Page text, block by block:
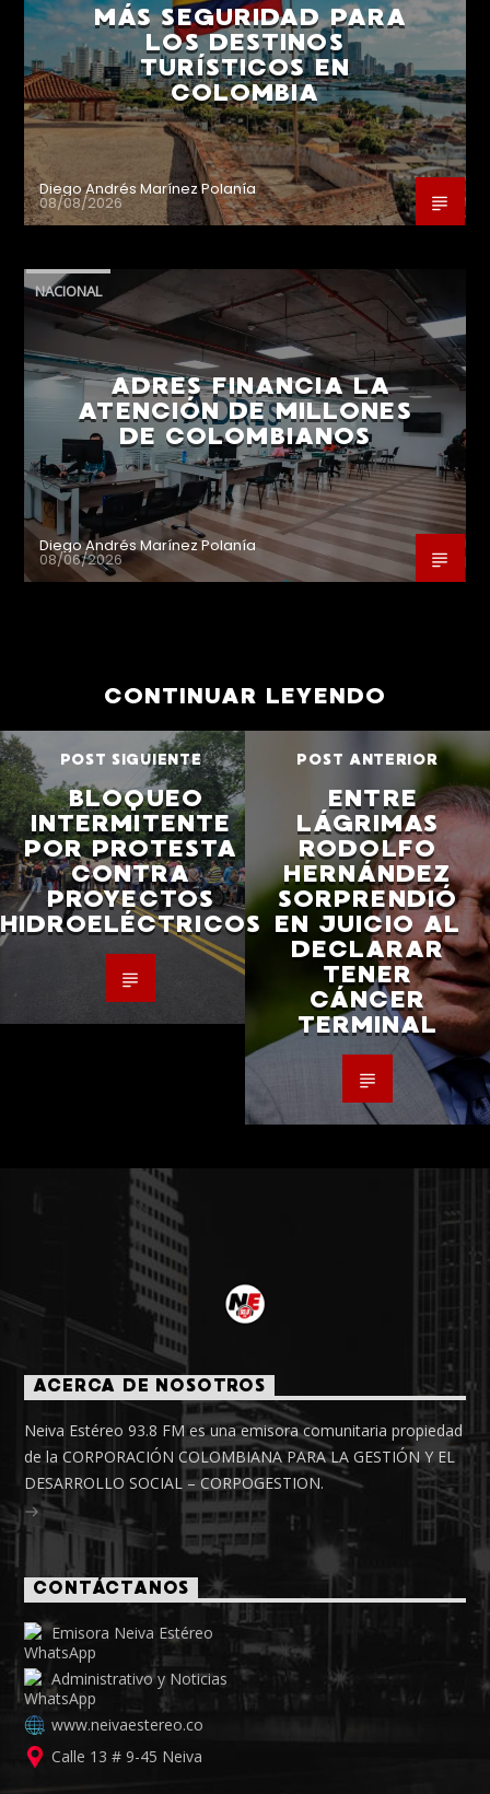
MÁS SEGURIDAD PARA
LOS DESTINOS
TURÍSTICOS EN
COLOMBIA
Diego Andrés Marínez Polanía
08/08/2026
NACIONAL
ADRES FINANCIA LA
ATENCIÓN DE MILLONES
DE COLOMBIANOS
Diego Andrés Marínez Polanía
08/06/2026
CONTINUAR LEYENDO
POST SIGUIENTE
BLOQUEO
INTERMITENTE
POR PROTESTA
CONTRA
PROYECTOS
HIDROELÉCTRICOS
POST ANTERIOR
ENTRE
LÁGRIMAS
RODOLFO
HERNÁNDEZ
SORPRENDIÓ
EN JUICIO AL
DECLARAR
TENER
CÁNCER
TERMINAL
ACERCA DE NOSOTROS
Neiva Estéreo 93.8 FM es una emisora comunitaria propiedad
de la CORPORACIÓN COLOMBIANA PARA LA GESTIÓN Y EL
DESARROLLO SOCIAL – CORPOGESTION.
CONTÁCTANOS
Emisora Neiva Estéreo
Administrativo y Noticias
www.neivaestereo.co
Calle 13 # 9-45 Neiva